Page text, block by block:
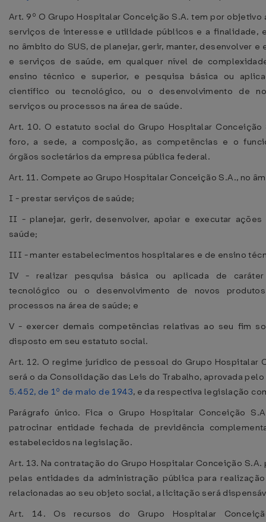
Art. 9º O Grupo Hospitalar Conceição S.A. tem por objetivo
serviços de interesse e utilidade públicos e a finalidade,
no âmbito do SUS, de planejar, gerir, manter, desenvolver e
e serviços de saúde, em qualquer nível de
ensino técnico e superior, e pesquisa básica ou
científico ou tecnológico, ou o desenvolvimento de
serviços ou processos na área de saúde.
Art. 10. O estatuto social do Grupo Hospitalar Conceição
foro, a sede, a composição, as competências e o
órgãos societários da empresa pública federal.
Art. 11. Compete ao Grupo Hospitalar Conceição S.A., no
I - prestar serviços de saúde;
II - planejar, gerir, desenvolver, apoiar e executar
saúde;
III - manter estabelecimentos hospitalares e de ensino
IV - realizar pesquisa básica ou aplicada de
tecnológico ou o desenvolvimento de novos
processos na área de saúde; e
V - exercer demais competências relativas ao seu fim
disposto em seu estatuto social.
Art. 12. O regime jurídico de pessoal do Grupo Hospitalar
será o da Consolidação das Leis do Trabalho, aprovada pelo
5.452, de 1º de maio de 1943, e da respectiva legislação
Parágrafo único. Fica o Grupo Hospitalar Conceição
patrocinar entidade fechada de previdência
estabelecidos na legislação.
Art. 13. Na contratação do Grupo Hospitalar Conceição
pelas entidades da administração pública para
relacionadas ao seu objeto social, a licitação será
Art. 14. Os recursos do Grupo Hospitalar